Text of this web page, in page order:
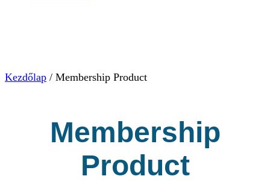
Kezdőlap / Membership Product
Membership
Product